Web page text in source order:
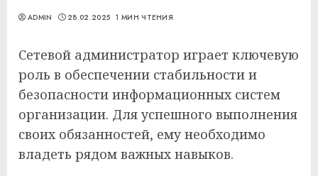
ADMIN 28.02.2025 1 МИН ЧТЕНИЯ
Сетевой администратор играет ключевую
роль в обеспечении стабильности и
безопасности информационных систем
организации. Для успешного выполнения
своих обязанностей, ему необходимо
владеть рядом важных навыков.